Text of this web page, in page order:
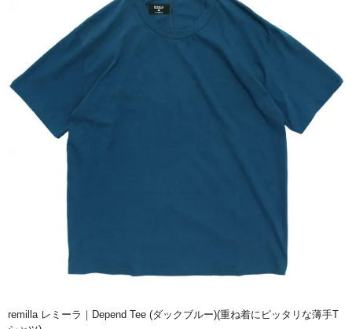
remilla レミーラ｜Depend Tee (ダックブルー)(重ね着にピッタリな薄手T